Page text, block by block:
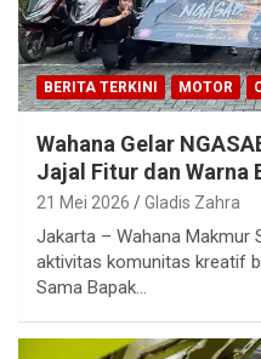
BERITA TERKINI MOTOR
Wahana Gelar
Jajal Fitur dan Warna
21 Mei 2026 Gladis Zahra
Jakarta – Wahana Makmur
aktivitas komunitas kreatif
Sama Bapak…